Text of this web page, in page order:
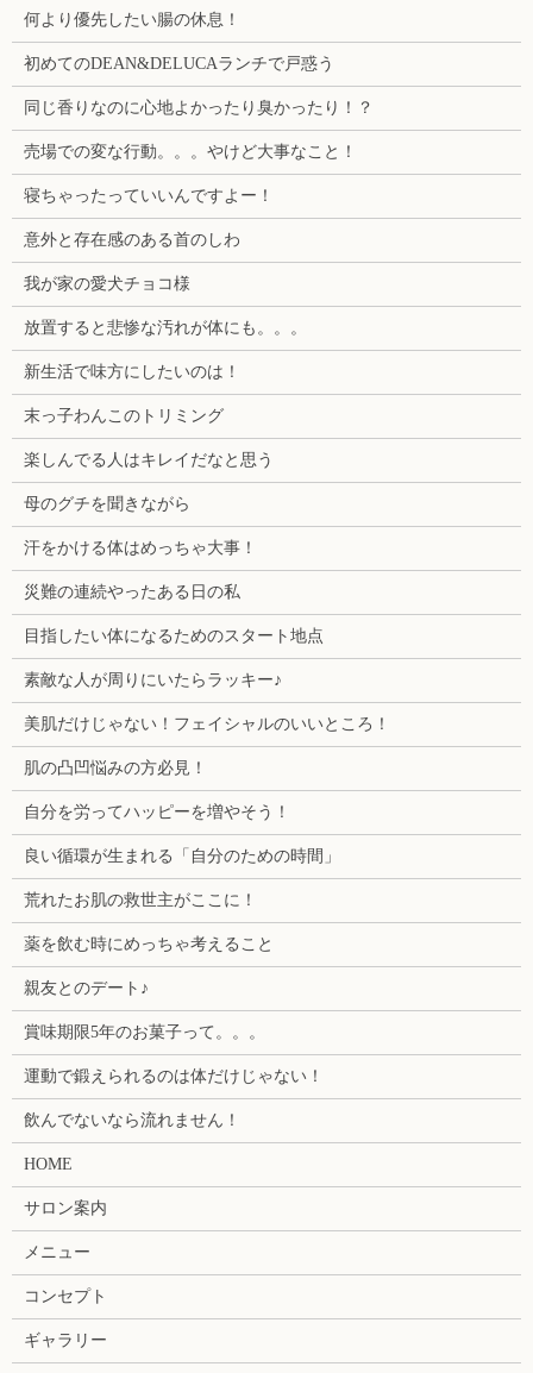
何より優先したい腸の休息！
初めてのDEAN&DELUCAランチで戸惑う
同じ香りなのに心地よかったり臭かったり！？
売場での変な行動。。。やけど大事なこと！
寝ちゃったっていいんですよー！
意外と存在感のある首のしわ
我が家の愛犬チョコ様
放置すると悲惨な汚れが体にも。。。
新生活で味方にしたいのは！
末っ子わんこのトリミング
楽しんでる人はキレイだなと思う
母のグチを聞きながら
汗をかける体はめっちゃ大事！
災難の連続やったある日の私
目指したい体になるためのスタート地点
素敵な人が周りにいたらラッキー♪
美肌だけじゃない！フェイシャルのいいところ！
肌の凸凹悩みの方必見！
自分を労ってハッピーを増やそう！
良い循環が生まれる「自分のための時間」
荒れたお肌の救世主がここに！
薬を飲む時にめっちゃ考えること
親友とのデート♪
賞味期限5年のお菓子って。。。
運動で鍛えられるのは体だけじゃない！
飲んでないなら流れません！
HOME
サロン案内
メニュー
コンセプト
ギャラリー